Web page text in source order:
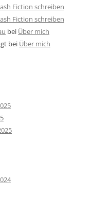
Fiction schreiben
Fiction schreiben
bei Über mich
bei Über mich